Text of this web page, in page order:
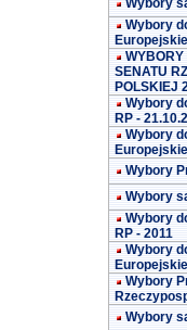
Wybory
Wybory
WYBORY
SENATU
POLSKIEJ
Wybory
RP -
Wybory
Wybory
Wybory
Wybory
RP - 2011
Wybory
Wybory
Wybory